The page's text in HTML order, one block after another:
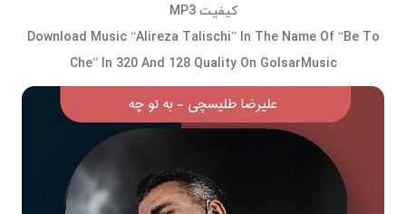
کیفیت MP3
Download Music “Alireza Talischi” In The Name Of “Be To
Che” In 320 And 128 Quality On GolsarMusic